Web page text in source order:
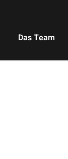
Das Team